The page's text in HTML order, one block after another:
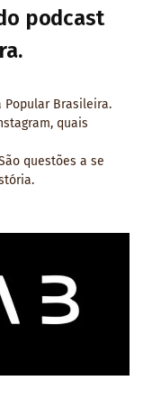
podcast
Popular Brasileira.
quais
questões a se